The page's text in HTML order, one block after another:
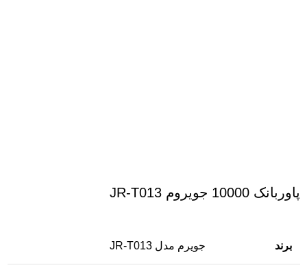
پاوربانک 10000 جویروم JR-T013
برند جویرم مدل JR-T013